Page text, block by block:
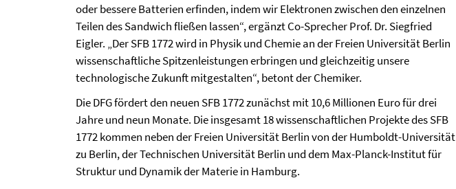
oder bessere Batterien erfinden, indem wir Elektronen zwischen den einzelnen
Teilen des Sandwich fließen lassen“, ergänzt Co-Sprecher Prof. Dr. Siegfried
Eigler. „Der SFB 1772 wird in Physik und Chemie an der Freien Universität Berlin
wissenschaftliche Spitzenleistungen erbringen und gleichzeitig unsere
technologische Zukunft mitgestalten“, betont der Chemiker.
Die DFG fördert den neuen SFB 1772 zunächst mit 10,6 Millionen Euro für drei
Jahre und neun Monate. Die insgesamt 18 wissenschaftlichen Projekte des SFB
1772 kommen neben der Freien Universität Berlin von der Humboldt-Universität
zu Berlin, der Technischen Universität Berlin und dem Max-Planck-Institut für
Struktur und Dynamik der Materie in Hamburg.